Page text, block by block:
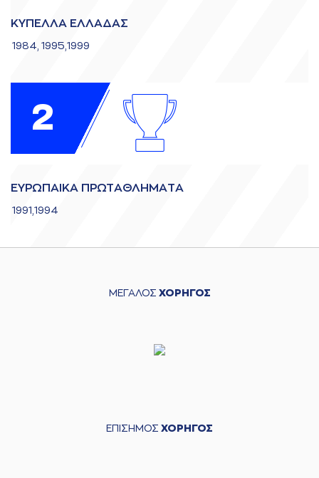
ΚΥΠΕΛΛA ΕΛΛAΔAΣ
1984, 1995,1999
2
ΕΥΡΩΠAΙΚA ΠΡΩΤAΘΛΗΜAΤA
1991,1994
ΜΕΓΑΛΟΣ ΧΟΡΗΓΟΣ
ΕΠΙΣΗΜΟΣ ΧΟΡΗΓΟΣ